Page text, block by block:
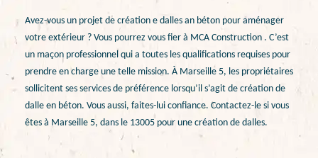
Avez-vous un projet de création e dalles an béton pour aménager
votre extérieur ? Vous pourrez vous fier à MCA Construction . C’est
un maçon professionnel qui a toutes les qualifications requises pour
prendre en charge une telle mission. À Marseille 5, les propriétaires
sollicitent ses services de préférence lorsqu’il s’agit de création de
dalle en béton. Vous aussi, faites-lui confiance. Contactez-le si vous
êtes à Marseille 5, dans le 13005 pour une création de dalles.